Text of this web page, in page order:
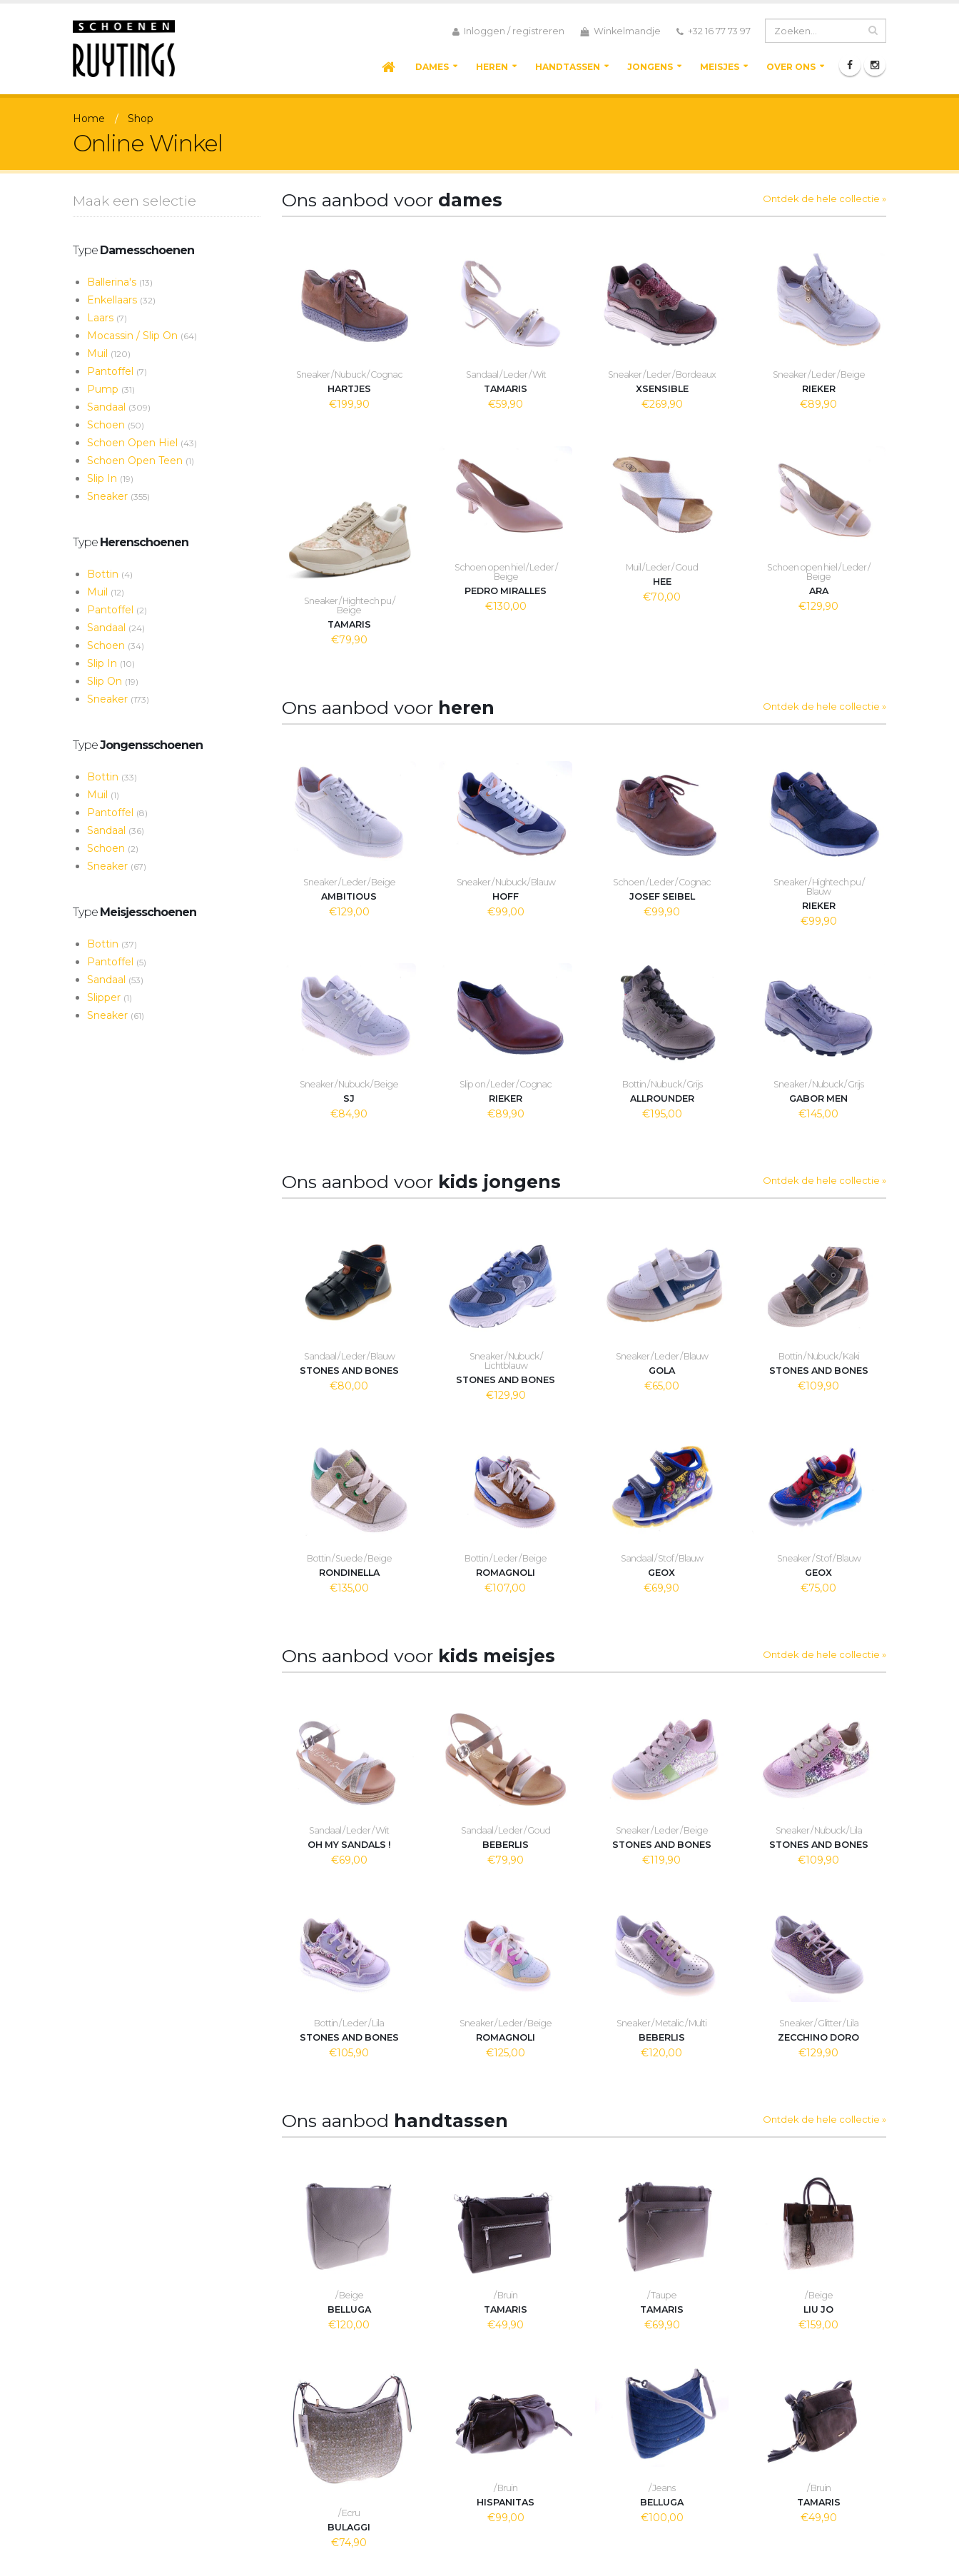
Inloggen / registreren Winkelmandje +32 16 77 73 97
DAMES HEREN HANDTASSEN JONGENS MEISJES OVER ONS
Home Shop
Online Winkel
Maak een selectie
Type Damesschoenen
Ballerina's (13)
Enkellaars (32)
Laars (7)
Mocassin / Slip On (64)
Muil (120)
Pantoffel (7)
Pump (31)
Sandaal (309)
Schoen (50)
Schoen Open Hiel (43)
Schoen Open Teen (1)
Slip In (19)
Sneaker (355)
Type Herenschoenen
Bottin (4)
Muil (12)
Pantoffel (2)
Sandaal (24)
Schoen (34)
Slip In (10)
Slip On (19)
Sneaker (173)
TypeJongensschoenen
Bottin (33)
Muil (1)
Pantoffel (8)
Sandaal (36)
Schoen (2)
Sneaker (67)
Type Meisjesschoenen
Bottin (37)
Pantoffel (5)
Sandaal (53)
Slipper (1)
Sneaker (61)
Ons aanbod voor dames Ontdek de hele collectie »
Sneaker / Nubuck / Cognac
HARTJES
€199,90
Sandaal / Leder / Wit
TAMARIS
€59,90
Sneaker / Leder / Bordeaux
XSENSIBLE
€269,90
Sneaker / Leder / Beige
RIEKER
€89,90
Sneaker / Hightech pu /
Beige
TAMARIS
€79,90
Schoen open hiel / Leder /
Beige
PEDRO MIRALLES
€130,00
Muil / Leder / Goud
HEE
€70,00
Schoen open hiel / Leder /
Beige
ARA
€129,90
Ons aanbod voor heren Ontdek de hele collectie »
Sneaker / Leder / Beige
AMBITIOUS
€129,00
Sneaker / Nubuck / Blauw
HOFF
€99,00
Schoen / Leder / Cognac
JOSEF SEIBEL
€99,90
Sneaker / Hightech pu /
Blauw
RIEKER
€99,90
Sneaker / Nubuck / Beige
SJ
€84,90
Slip on / Leder / Cognac
RIEKER
€89,90
Bottin / Nubuck / Grijs
ALLROUNDER
€195,00
Sneaker / Nubuck / Grijs
GABOR MEN
€145,00
Ons aanbod voor kids jongens Ontdek de hele collectie »
Sandaal / Leder / Blauw
STONES AND BONES
€80,00
Sneaker / Nubuck /
Lichtblauw
STONES AND BONES
€129,90
Sneaker / Leder / Blauw
GOLA
€65,00
Bottin / Nubuck / Kaki
STONES AND BONES
€109,90
Bottin / Suede / Beige
RONDINELLA
€135,00
Bottin / Leder / Beige
ROMAGNOLI
€107,00
Sandaal / Stof / Blauw
GEOX
€69,90
Sneaker / Stof / Blauw
GEOX
€75,00
Ons aanbod voor kids meisjes Ontdek de hele collectie »
Sandaal / Leder / Wit
OH MY SANDALS !
€69,00
Sandaal / Leder / Goud
BEBERLIS
€79,90
Sneaker / Leder / Beige
STONES AND BONES
€119,90
Sneaker / Nubuck / Lila
STONES AND BONES
€109,90
Bottin / Leder / Lila
STONES AND BONES
€105,90
Sneaker / Leder / Beige
ROMAGNOLI
€125,00
Sneaker / Metalic / Multi
BEBERLIS
€120,00
Sneaker / Glitter / Lila
ZECCHINO DORO
€129,90
Ons aanbod handtassen Ontdek de hele collectie »
/ Beige
BELLUGA
€120,00
/ Bruin
TAMARIS
€49,90
/ Taupe
TAMARIS
€69,90
/ Beige
LIU JO
€159,00
/ Ecru
BULAGGI
€74,90
/ Bruin
HISPANITAS
€99,00
/ Jeans
BELLUGA
€100,00
/ Bruin
TAMARIS
€49,90